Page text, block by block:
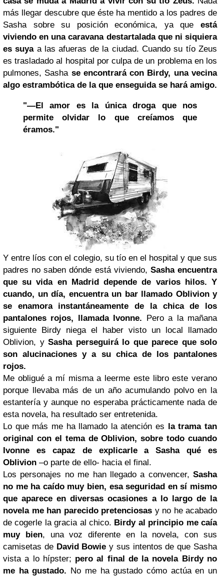
más llegar descubre que éste ha mentido a los padres de
Sasha sobre su posición económica, ya que está
viviendo en una caravana destartalada que ni siquiera
es suyaa las afueras de la ciudad. Cuando su tío Zeus
es trasladado al hospital por culpa de un problema en los
pulmones, Sasha se encontrará con Birdy, una vecina
algo estrambótica de la que enseguida se hará amigo.
"—El amor es la única droga que nos
permite olvidar lo que creíamos que
éramos."
Y entre líos con el colegio, su tío en el hospital y que sus
padres no saben dónde está viviendo, Sasha encuentra
que su vida en Madrid depende de varios hilos. Y
cuando, un día, encuentra un bar llamado Oblivion y
se enamora instantáneamente de la chica de los
pantalones rojos, llamada Ivonne. Pero a la mañana
siguiente Birdy niega el haber visto un local llamado
Oblivion, y Sasha perseguirá lo que parece que solo
son alucinaciones y a su chica de los pantalones
rojos.
Me obligué a mí misma a leerme este libro este verano
porque llevaba más de un año acumulando polvo en la
estantería y aunque no esperaba prácticamente nada de
esta novela, ha resultado ser entretenida.
Lo que más me ha llamado la atención es la trama tan
original con el tema de Oblivion, sobre todo cuando
Ivonne es capaz de explicarle a Sasha qué es
Oblivion –o parte de ello- hacia el final.
Los personajes no me han llegado a convencer, Sasha
no me ha caído muy bien, esa seguridad en sí mismo
que aparece en diversas ocasiones a lo largo de la
novela me han parecido pretenciosas y no he acabado
de cogerle la gracia al chico. Birdy al principio me caía
muy bien, una voz diferente en la novela, con sus
camisetas de David Bowie y sus intentos de que Sasha
vista a lo hípster; pero al final de la novela Birdy no
me ha gustado. No me ha gustado cómo actúa en un